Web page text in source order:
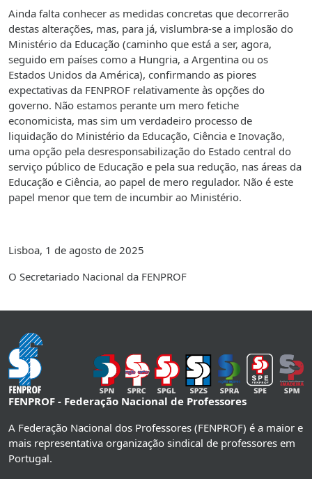
Ainda falta conhecer as medidas concretas que decorrerão
destas alterações, mas, para já, vislumbra-se a implosão do
Ministério da Educação (caminho que está a ser, agora,
seguido em países como a Hungria, a Argentina ou os
Estados Unidos da América), confirmando as piores
expectativas da FENPROF relativamente às opções do
governo. Não estamos perante um mero fetiche
economicista, mas sim um verdadeiro processo de
liquidação do Ministério da Educação, Ciência e Inovação,
uma opção pela desresponsabilização do Estado central do
serviço público de Educação e pela sua redução, nas áreas da
Educação e Ciência, ao papel de mero regulador. Não é este
papel menor que tem de incumbir ao Ministério.
Lisboa, 1 de agosto de 2025
O Secretariado Nacional da FENPROF
FENPROF - Federação Nacional de Professores
A Federação Nacional dos Professores (FENPROF) é a maior e
mais representativa organização sindical de professores em
Portugal.